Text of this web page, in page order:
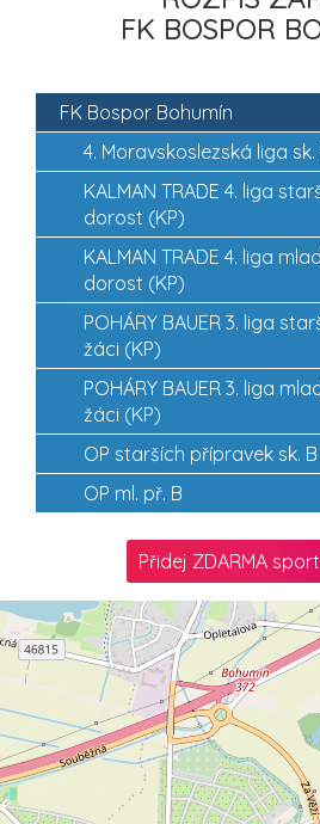
FK BOSPOR
FK Bospor Bohumín
4. Moravskoslezská liga sk.
KALMAN TRADE 4. liga
dorost (KP)
KALMAN TRADE 4. liga
dorost (KP)
POHÁRY BAUER 3. liga
žáci (KP)
POHÁRY BAUER 3. liga
žáci (KP)
OP starších přípravek sk. B
OP ml. př. B
Přidej ZDARMA